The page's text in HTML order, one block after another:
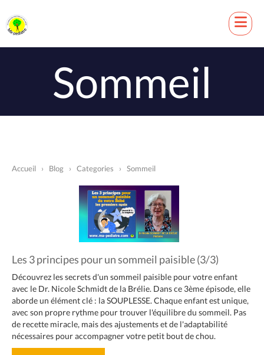
Sommeil
Accueil › Blog › Categories › Sommeil
Les 3 principes pour un sommeil paisible (3/3)
Découvrez les secrets d'un sommeil paisible pour votre enfant
avec le Dr. Nicole Schmidt de la Brélie. Dans ce 3ème épisode, elle
aborde un élément clé : la SOUPLESSE. Chaque enfant est unique,
avec son propre rythme pour trouver l'équilibre du sommeil. Pas
de recette miracle, mais des ajustements et de l'adaptabilité
nécessaires pour accompagner votre petit bout de chou.